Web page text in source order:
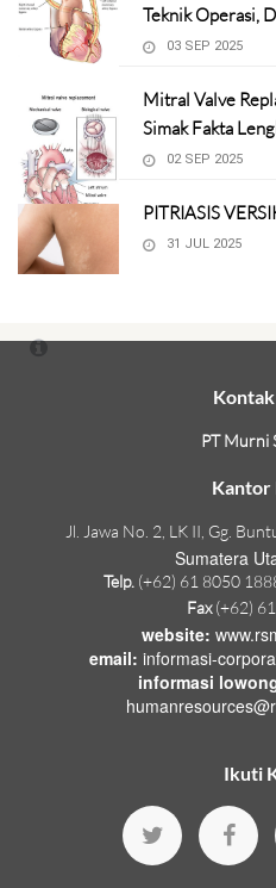
Teknik Operasi,
03 SEP 2025
Mitral Valve
Simak Fakta
02 SEP 2025
PITRIASIS
31 JUL 2025
PT Murni
Kantor
Jl. Jawa No. 2, LK II, Gg.
Sumatera
Telp. (+62) 61 8050
Fax(+62)
website:
email: informasi-
informasi
Ikuti